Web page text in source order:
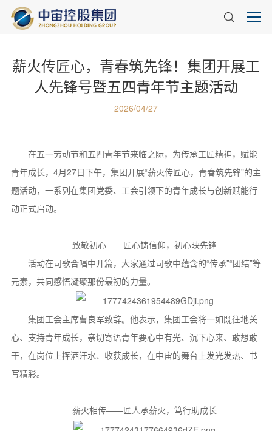
薪火传匠心，青春筑先锋！集团开展工
人先锋号暨五四青年节主题活动
2026/04/27
在五一劳动节和五四青年节来临之际，为传承工匠精神，赋能
青年成长，4月27日下午，集团开展“薪火传匠心，青春筑先锋”的主
题活动，一系列在集团党委、工会引领下的青年成长与创新赋能行
动正式启动。
致敬初心——匠心铸信仰，初心映先锋
活动在司歌合唱中开篇，大家通过司歌中蕴含的“传承”“团结”等
元素，共同感悟凝聚那份最初的力量。
集团工会主席曹良军致辞。他表示，集团工会将一如既往地关
心、支持青年成长，亲切寄语青年要心中有光、沉下心来、敢想敢
干，在岗位上挥洒汗水、收获成长，在中宙的舞台上发光发热、书
写精彩。
薪火相传——匠人承薪火，笃行助成长